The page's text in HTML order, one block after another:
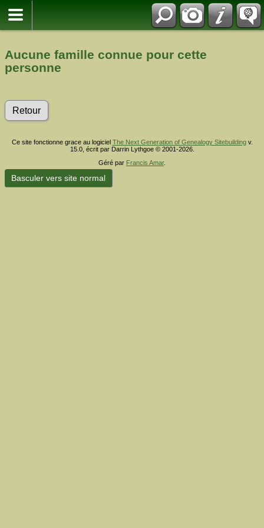
Aucune famille connue pour cette
personne
Retour
Ce site fonctionne grace au logiciel The Next Generation of Genealogy Sitebuildingv.
15.0, écrit par Darrin Lythgoe © 2001-2026.
Géré par Francis Amar.
Basculer vers site normal